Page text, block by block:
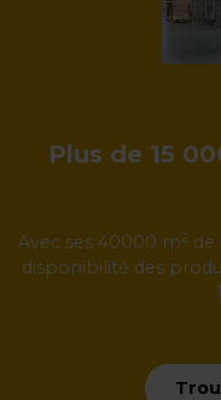
Plus de 15
Avec ses 40000 m2 de
disponibilité des